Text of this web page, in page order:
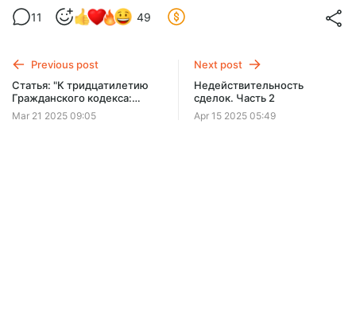
Недействительность сделок. Часть 1
Уровень 1. Базовый
11 49
Previous post
Статья: "К тридцатилетию
Гражданского кодекса:
заметки на полях реформы"
Mar 21 2025 09:05
Next post
Недействительность
сделок. Часть 2
Apr 15 2025 05:49